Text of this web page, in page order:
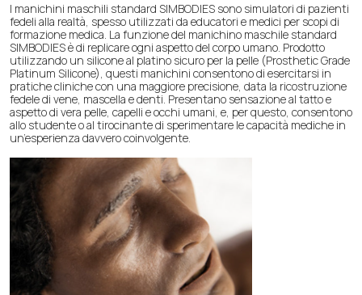
I manichini maschili standard SIMBODIES sono simulatori di pazienti
fedeli alla realtà, spesso utilizzati da educatori e medici per scopi di
formazione medica. La funzione del manichino maschile standard
SIMBODIES è di replicare ogni aspetto del corpo umano. Prodotto
utilizzando un silicone al platino sicuro per la pelle (Prosthetic Grade
Platinum Silicone), questi manichini consentono di esercitarsi in
pratiche cliniche con una maggiore precisione, data la ricostruzione
fedele di vene, mascella e denti. Presentano sensazione al tatto e
aspetto di vera pelle, capelli e occhi umani, e, per questo, consentono
allo studente o al tirocinante di sperimentare le capacità mediche in
un’esperienza davvero coinvolgente.